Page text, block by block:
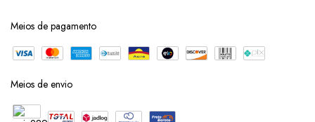
Meios de pagamento
Meios de envio